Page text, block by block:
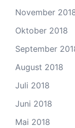
November
Oktober 2018
September
August 2018
Juli 2018
Juni 2018
Mai 2018